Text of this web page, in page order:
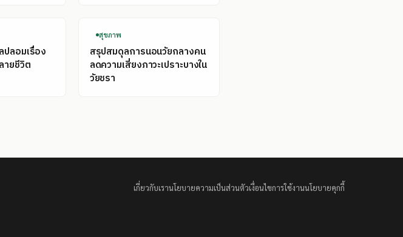
ปลอมเรื่อง
ายชีวิต
สุขภาพ
สรุปสมดุลการนอนวัยกลางคน
ลดความเสี่ยงภาวะเปราะบางใน
วัยชรา
เกี่ยวกับเรานโยบายความเป็นส่วนตัวเงื่อนไขการใช้งานนโยบายคุกกี้